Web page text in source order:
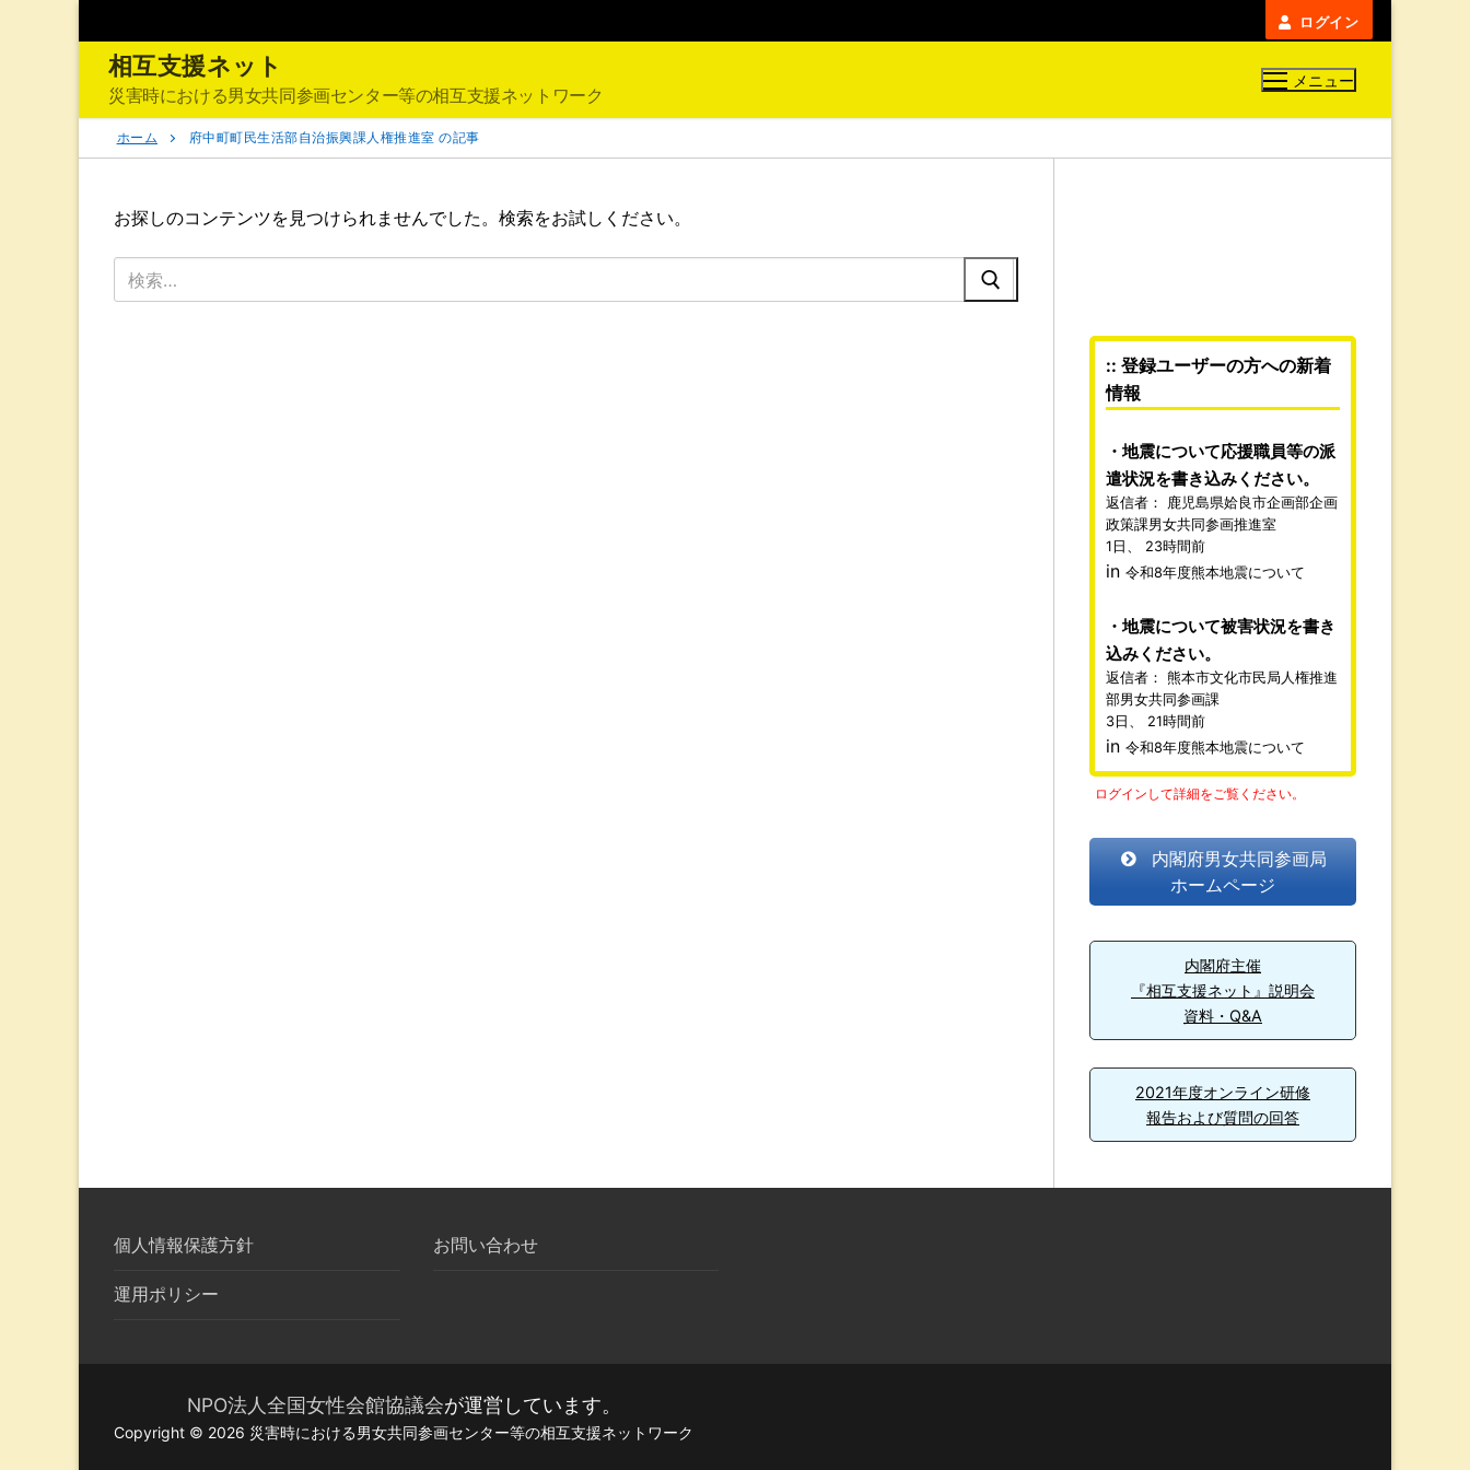
ン
ツ
ログイン
相互支援ネット
災害時における男女共同参画センター等の相互支援ネットワーク
メニュー
ホーム 府中町町民生活部自治振興課人権推進室 の記事
お探しのコンテンツを見つけられませんでした。検索をお試しください。
索:
:: 登録ユーザーの方への新着
情報
地震について応援職員等の派
遣状況を書き込みください。
返信者：
鹿児島県姶良市企画部企画
政策課男女共同参画推進室
1日、 23時間前
in 令和8年度熊本地震について
地震について被害状況を書き
込みください。
返信者： 熊本市文化市民局人権推進
部男女共同参画課
3日、 21時間前
in 令和8年度熊本地震について
ログインして詳細をご覧ください。
内閣府男女共同参画局
ホームページ
内閣府主催
『相互支援ネット』説明会
資料・Q&A
2021年度オンライン研修
報告および質問の回答
個人情報保護方針
運用ポリシー
お問い合わせ
NPO法人全国女性会館協議会が運営しています。
Copyright © 2026 災害時における男女共同参画センター等の相互支援ネットワーク